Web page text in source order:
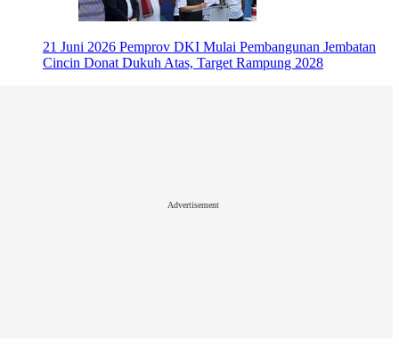
21 Juni 2026 Pemprov DKI Mulai Pembangunan Jembatan
Cincin Donat Dukuh Atas, Target Rampung 2028
Advertisement